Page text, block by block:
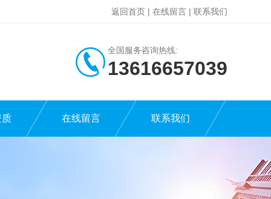
返回首页 | 在线留言 | 联系我们
全国服务咨询热线:
13616657039
在线留言 联系我们